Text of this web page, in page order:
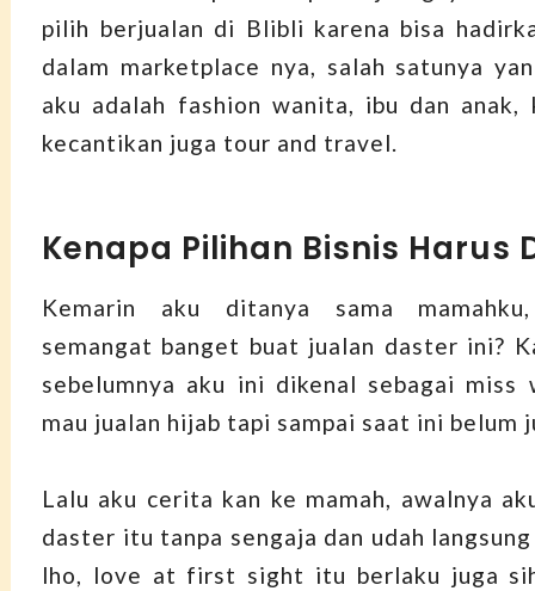
pilih berjualan di Blibli karena bisa
dalam marketplace nya, salah satunya
aku adalah fashion wanita, ibu dan anak,
kecantikan juga tour and travel.
Kenapa Pilihan Bisnis Harus
Kemarin aku ditanya sama
semangat banget buat jualan daster ini?
sebelumnya aku ini dikenal sebagai miss
mau jualan hijab tapi sampai saat ini belum
Lalu aku cerita kan ke mamah, awalnya
daster itu tanpa sengaja dan udah
lho, love at first sight itu berlaku juga